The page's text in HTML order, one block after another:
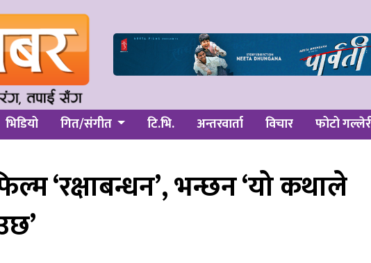
भिडियो गित/संगीत टि.भि. अन्तरवार्ता विचार फोटो
‘रक्षाबन्धन’, भन्छन ‘यो कथाले